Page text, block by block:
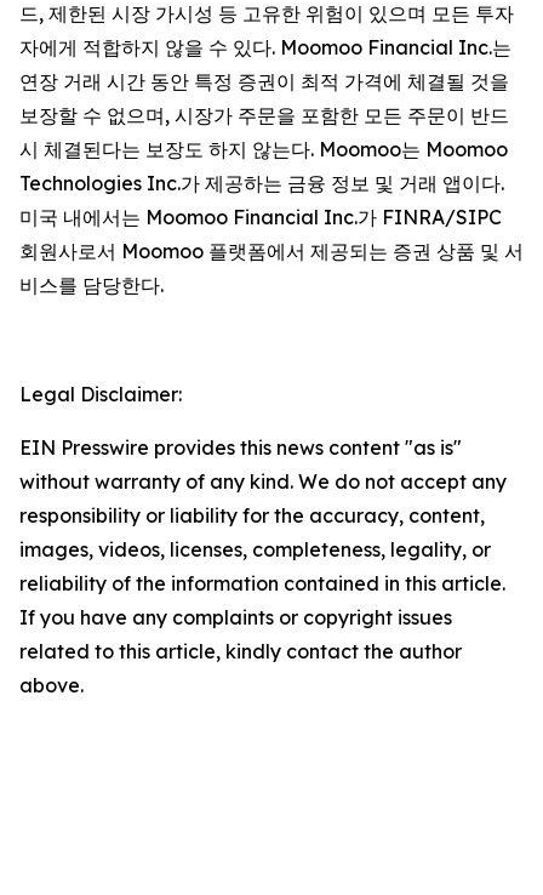
드, 제한된 시장 가시성 등 고유한 위험이 있으며 모든 투자
자에게 적합하지 않을 수 있다. Moomoo Financial Inc.는
연장 거래 시간 동안 특정 증권이 최적 가격에 체결될 것을
보장할 수 없으며, 시장가 주문을 포함한 모든 주문이 반드
시 체결된다는 보장도 하지 않는다. Moomoo는 Moomoo
Technologies Inc.가 제공하는 금융 정보 및 거래 앱이다.
미국 내에서는 Moomoo Financial Inc.가 FINRA/SIPC
회원사로서 Moomoo 플랫폼에서 제공되는 증권 상품 및 서
비스를 담당한다.
Legal Disclaimer:
EIN Presswire provides this news content "as is"
without warranty of any kind. We do not accept any
responsibility or liability for the accuracy, content,
images, videos, licenses, completeness, legality, or
reliability of the information contained in this article.
If you have any complaints or copyright issues
related to this article, kindly contact the author
above.